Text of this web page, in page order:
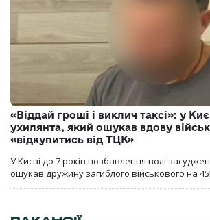
«Віддай гроші і виклич таксі»: у
ухилянта, який ошукав вдову
«відкупитись від ТЦК»
У Києві до 7 років позбавлення волі
ошукав дружину загиблого військового на